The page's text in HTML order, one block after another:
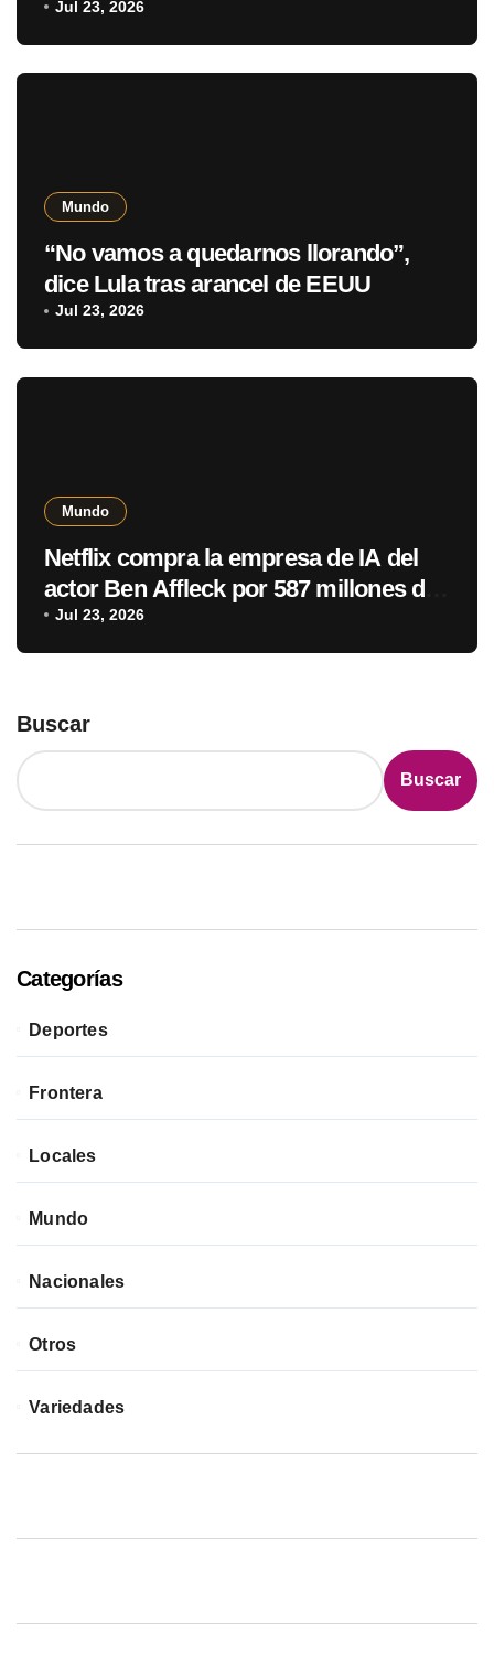
normativa digital
Jul 23, 2026
Mundo
“No vamos a quedarnos llorando”,
dice Lula tras arancel de EEUU
Jul 23, 2026
Mundo
Netflix compra la empresa de IA del
actor Ben Affleck por 587 millones de
dólares
Jul 23, 2026
Buscar
Buscar
Categorías
Deportes
Frontera
Locales
Mundo
Nacionales
Otros
Variedades